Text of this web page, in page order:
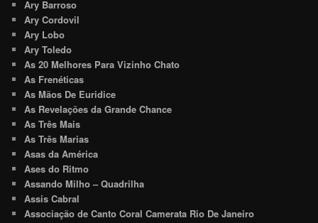
Ary Barroso
Ary Cordovil
Ary Lobo
Ary Toledo
As 20 Melhores Para Vizinho Chato
As Frenéticas
As Mãos De Euridice
As Revelações da Grande Chance
As Três Mais
As Três Marias
Asas da América
Ases do Ritmo
Assando Milho – Quadrilha
Assis Cabral
Associação de Canto Coral Camerata Rio De Janeiro